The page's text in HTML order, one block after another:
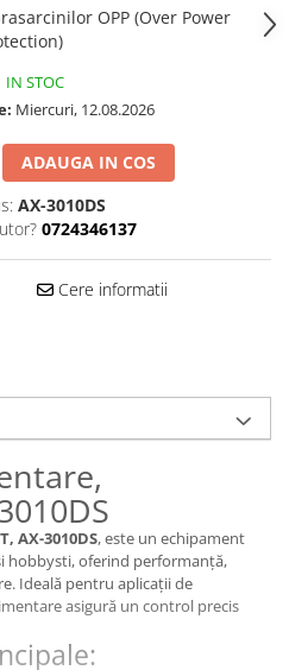
OPP (Over Power
IN STOC
Miercuri, 12.08.2026
ADAUGA IN COS
AX-3010DS
0724346137
Cere informatii
AX-3010DS, este un echipament
hobbysti, oferind performanță,
Ideală pentru aplicații de
asigură un control precis